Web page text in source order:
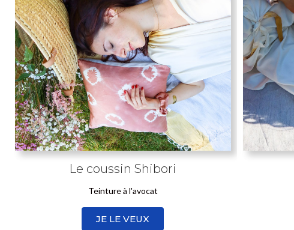
Le coussin Shibori
Teinture à l'avocat
JE LE VEUX